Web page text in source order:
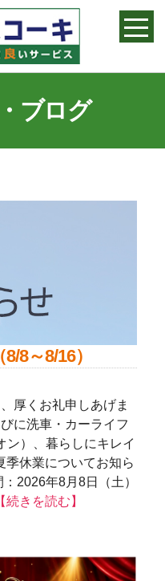
高良コーキ
ブログ
8～8/16）
厚くお礼申しあげま
に洗車・カーライフ
ン）、暮らしにキレイ
季休業についてお知ら
2026年8月8日（土）
【続きを読む】